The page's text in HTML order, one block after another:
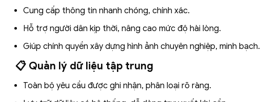
Cung cấp thông tin nhanh chóng, chính xác.
Hỗ trợ người dân kịp thời, nâng cao mức độ hài lòng.
Giúp chính quyền xây dựng hình ảnh chuyên nghiệp, minh bạch.
📋 Quản lý dữ liệu tập trung
Toàn bộ yêu cầu được ghi nhận, phân loại rõ ràng.